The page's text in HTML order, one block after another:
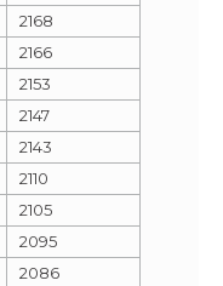
2168
2166
2153
2147
2143
2110
2105
2095
2086